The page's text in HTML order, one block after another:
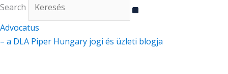
Search
Advocatus
– a DLA Piper Hungary jogi és üzleti blogja